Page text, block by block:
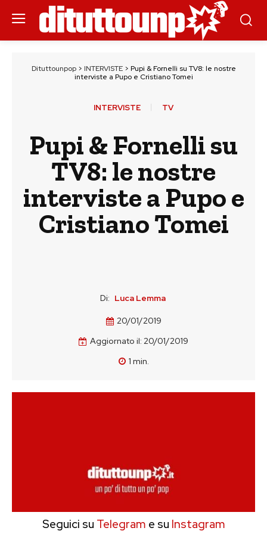
Dituttounpop> INTERVISTE> Pupi & Fornelli su TV8: le nostre
interviste a Pupo e Cristiano Tomei
INTERVISTE TV
Pupi & Fornelli su
TV8: le nostre
interviste a Pupo e
Cristiano Tomei
Di: Luca Lemma
20/01/2019
Aggiornato il: 20/01/2019
1 min.
Seguici su Telegram e su Instagram